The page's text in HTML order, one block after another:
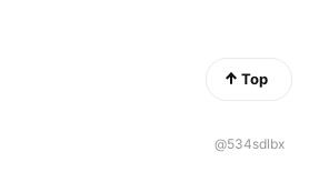
Top
@534sdlbx